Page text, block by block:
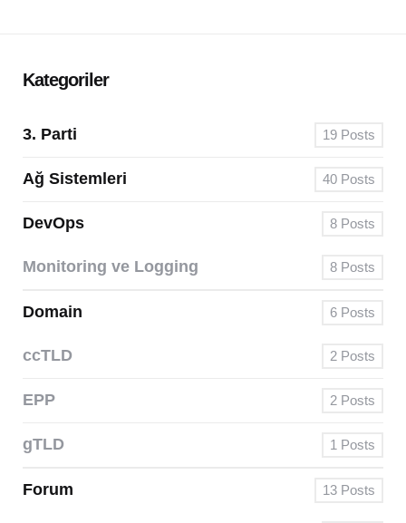
Kategoriler
3. Parti 19 Posts
Ağ Sistemleri 40 Posts
DevOps 8 Posts
Monitoring ve Logging 8 Posts
Domain 6 Posts
ccTLD 2 Posts
EPP 2 Posts
gTLD 1 Posts
Forum 13 Posts